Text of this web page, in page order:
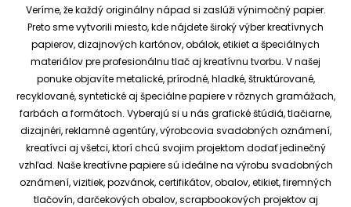
Veríme, že každý originálny nápad si zaslúži výnimočný papier.
Preto sme vytvorili miesto, kde nájdete široký výber kreatívnych
papierov, dizajnových kartónov, obálok, etikiet a špeciálnych
materiálov pre profesionálnu tlač aj kreatívnu tvorbu. V našej
ponuke objavíte metalické, prírodné, hladké, štruktúrované,
recyklované, syntetické aj špeciálne papiere v rôznych gramážach,
farbách a formátoch. Vyberajú si u nás grafické štúdiá, tlačiarne,
dizajnéri, reklamné agentúry, výrobcovia svadobných oznámení,
kreatívci aj všetci, ktorí chcú svojim projektom dodať jedinečný
vzhľad. Naše kreatívne papiere sú ideálne na výrobu svadobných
oznámení, vizitiek, pozvánok, certifikátov, obalov, etikiet, firemných
tlačovín, darčekových obalov, scrapbookových projektov aj